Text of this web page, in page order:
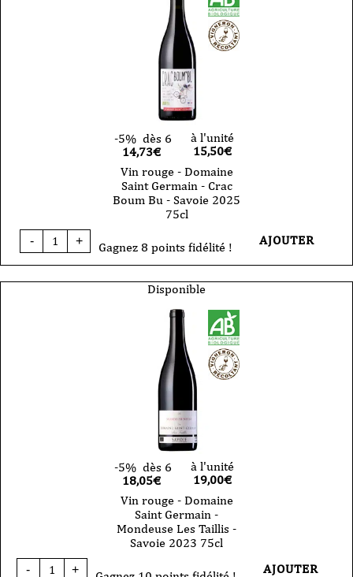
-5% dès 6
14,73€
à l'unité
15,50€
Vin rouge - Domaine
Saint Germain - Crac
Boum Bu - Savoie 2025
75cl
-
quantité
de
-
+ Gagnez 8 points fidélité ! AJOUTER
Disponible
-5% dès 6
18,05€
à l'unité
19,00€
Vin rouge - Domaine
Saint Germain -
Mondeuse Les Taillis -
Savoie 2023 75cl
-
quantité
+ AJOUTER